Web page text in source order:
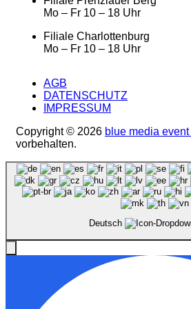
Mo – Fr 10 – 18 Uhr
Filiale Charlottenburg
Mo – Fr 10 – 18 Uhr
AGB
DATENSCHUTZ
IMPRESSUM
Copyright © 2026 blue media event
vorbehalten.
Deutsch